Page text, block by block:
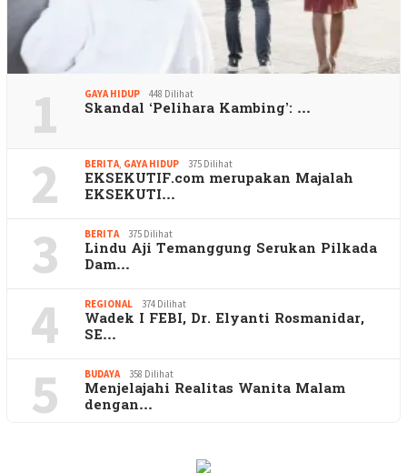
1 GAYA HIDUP 448 Dilihat
Skandal ‘Pelihara Kambing’: …
2 BERITA, GAYA HIDUP 375 Dilihat
EKSEKUTIF.com merupakan Majalah
EKSEKUTI…
3 BERITA 375 Dilihat
Lindu Aji Temanggung Serukan Pilkada
Dam…
4 REGIONAL 374 Dilihat
Wadek I FEBI, Dr. Elyanti Rosmanidar,
SE…
5 BUDAYA 358 Dilihat
Menjelajahi Realitas Wanita Malam
dengan…